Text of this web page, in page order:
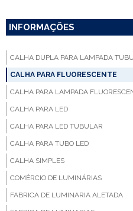
INFORMAÇÕES
CALHA DUPLA PARA LAMPADA
CALHA PARA FLUORESCENTE
CALHA PARA LAMPADA
CALHA PARA LED
CALHA PARA LED TUBULAR
CALHA PARA TUBO LED
CALHA SIMPLES
COMÉRCIO DE LUMINÁRIAS
FABRICA DE LUMINARIA ALETADA